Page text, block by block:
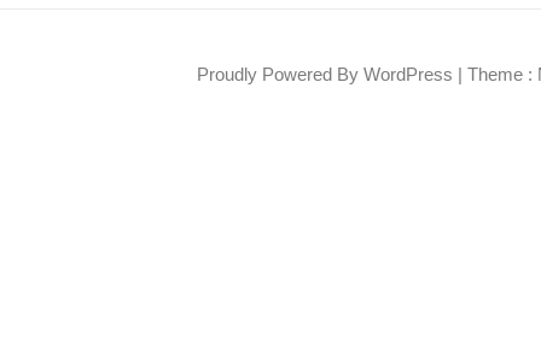
Proudly Powered By WordPress | Theme :